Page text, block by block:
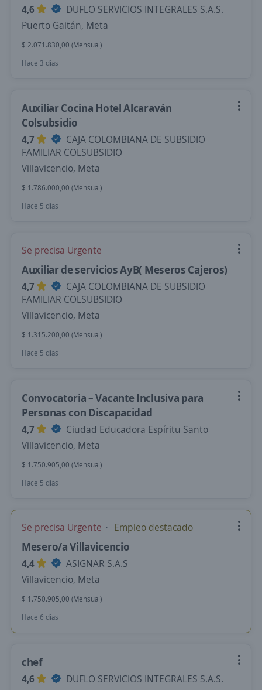
4,6
DUFLO SERVICIOS INTEGRALES S.A.S.
Puerto Gaitán, Meta
$ 2.071.830,00 (Mensual)
Hace 3 días
Auxiliar Cocina Hotel Alcaraván
Colsubsidio
4,7
CAJA COLOMBIANA DE SUBSIDIO
FAMILIAR COLSUBSIDIO
Villavicencio, Meta
$ 1.786.000,00 (Mensual)
Hace 5 días
Se precisa Urgente
Auxiliar de servicios AyB( Meseros Cajeros)
4,7
CAJA COLOMBIANA DE SUBSIDIO
FAMILIAR COLSUBSIDIO
Villavicencio, Meta
$ 1.315.200,00 (Mensual)
Hace 5 días
Convocatoria – Vacante Inclusiva para
Personas con Discapacidad
4,7
Ciudad Educadora Espíritu Santo
Villavicencio, Meta
$ 1.750.905,00 (Mensual)
Hace 5 días
Se precisa Urgente Empleo destacado
Mesero/a Villavicencio
4,4
ASIGNAR S.A.S
Villavicencio, Meta
$ 1.750.905,00 (Mensual)
Hace 6 días
chef
4,6
DUFLO SERVICIOS INTEGRALES S.A.S.